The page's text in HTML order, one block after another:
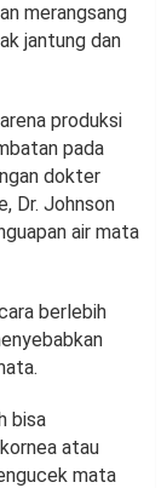
merangsang
jantung dan
produksi
pada
dokter
Dr. Johnson
air mata
berlebih
bisa
atau
mata